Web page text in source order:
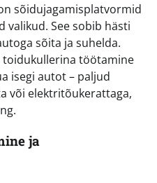
sõidujagamisplatvormid
valikud. See sobib hästi
sõita ja suhelda.
toidukullerina töötamine
isegi autot – paljud
või elektritõukerattaga,
ja